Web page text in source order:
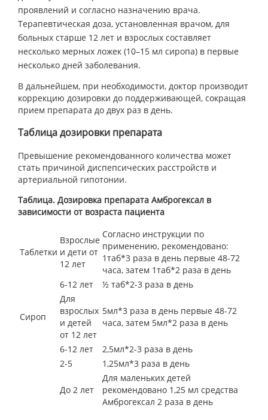
проявлений и согласно назначению врача.
Терапевтическая доза, установленная врачом, для
больных старше 12 лет и взрослых составляет
несколько мерных ложек (10–15 мл сиропа) в первые
несколько дней заболевания.
В дальнейшем, при необходимости, доктор производит
коррекцию дозировки до поддерживающей, сокращая
прием препарата до двух раз в день.
Таблица дозировки препарата
Превышение рекомендованного количества может
стать причиной диспепсических расстройств и
артериальной гипотонии.
Таблица. Дозировка препарата Амброгексал в
зависимости от возраста пациента
Таблетки
Взрослые
и дети от
12 лет
Согласно инструкции по
применению, рекомендовано:
1таб*3 раза в день первые 48-72
часа, затем 1таб*2 раза в день
6-12 лет
½ таб*2-3 раза в день
Сироп
Для
взрослых
и детей
от 12 лет
5мл*3 раза в день первые 48-72
часа, затем 5мл*2 раза в день
6-12 лет
2,5мл*2-3 раза в день
2-5
1,25мл*3 раза в день
До 2 лет
Для маленьких детей
рекомендовано 1,25 мл средства
Амброгексал 2 раза в день